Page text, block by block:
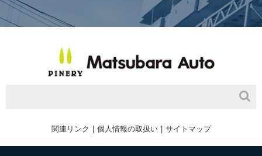
関連リンク 個人情報の取扱い サイトマップ